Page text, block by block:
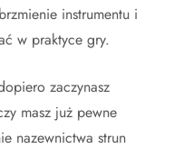
instrumentu i
w praktyce gry.
zaczynasz
masz już pewne
nazewnictwa strun